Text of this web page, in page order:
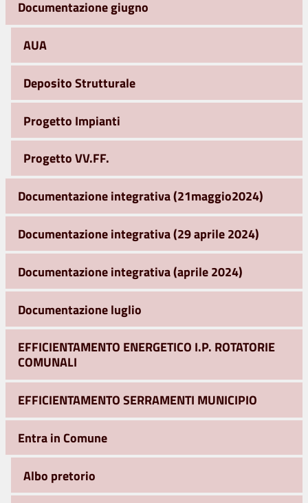
Documentazione giugno
AUA
Deposito Strutturale
Progetto Impianti
Progetto VV.FF.
Documentazione integrativa (21maggio2024)
Documentazione integrativa (29 aprile 2024)
Documentazione integrativa (aprile 2024)
Documentazione luglio
EFFICIENTAMENTO ENERGETICO I.P. ROTATORIE
COMUNALI
EFFICIENTAMENTO SERRAMENTI MUNICIPIO
Entra in Comune
Albo pretorio